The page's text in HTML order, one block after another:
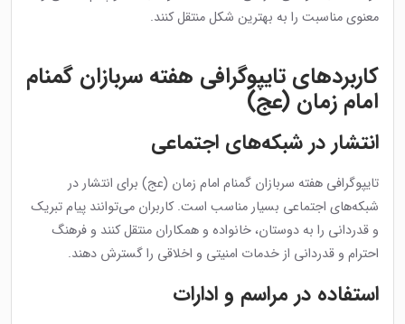
معنوی مناسبت را به بهترین شکل منتقل کنند.
کاربردهای تایپوگرافی هفته سربازان گمنام
امام زمان (عج)
انتشار در شبکه‌های اجتماعی
تایپوگرافی هفته سربازان گمنام امام زمان (عج) برای انتشار در
شبکه‌های اجتماعی بسیار مناسب است. کاربران می‌توانند پیام تبریک
و قدردانی را به دوستان، خانواده و همکاران منتقل کنند و فرهنگ
احترام و قدردانی از خدمات امنیتی و اخلاقی را گسترش دهند.
استفاده در مراسم و ادارات